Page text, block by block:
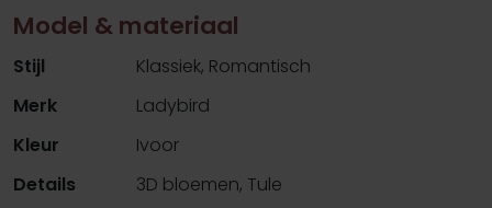
Model & materiaal
Stijl
Klassiek, Romantisch
Merk
Ladybird
Kleur
Ivoor
Details
3D bloemen, Tule